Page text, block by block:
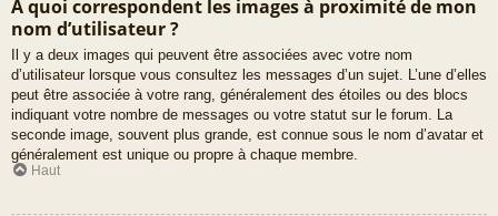
A quoi correspondent les images à proximité de mon
nom d’utilisateur ?
Il y a deux images qui peuvent être associées avec votre nom
d’utilisateur lorsque vous consultez les messages d’un sujet. L’une d’elles
peut être associée à votre rang, généralement des étoiles ou des blocs
indiquant votre nombre de messages ou votre statut sur le forum. La
seconde image, souvent plus grande, est connue sous le nom d’avatar et
généralement est unique ou propre à chaque membre.
Haut